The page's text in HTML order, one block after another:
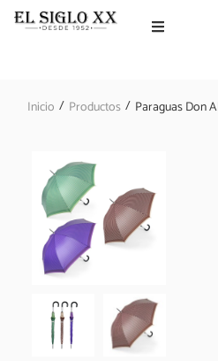
Inicio / Productos / Paraguas Don